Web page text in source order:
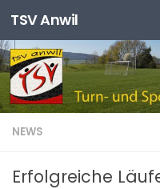
Zum Inhalt springen
TSV Anwil
NEWS
Erfolgreiche